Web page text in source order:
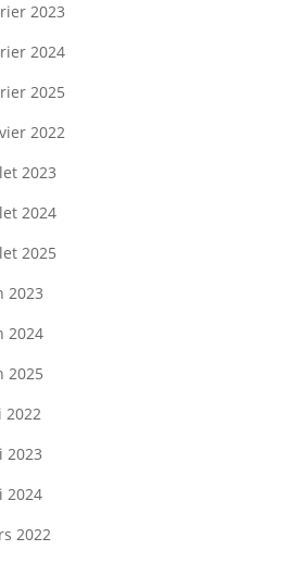
2023
2024
2025
2022
2023
2024
2025
2023
2024
2025
2022
2023
2024
2022